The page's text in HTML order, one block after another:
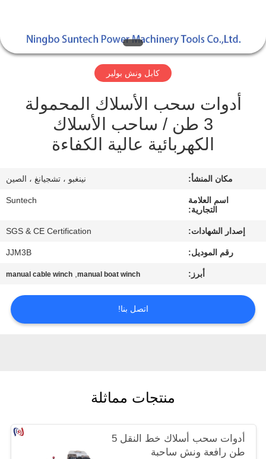
أخبار
اقتباس
سياسة
الخصوصية
كابل ونش بولير
أدوات سحب الأسلاك المحمولة
3 طن / ساحب الأسلاك
الكهربائية عالية الكفاءة
مكان المنشأ: نينغبو ، تشجيانغ ، الصين
اسم العلامة
التجارية:
Suntech
إصدار الشهادات: SGS & CE Certification
رقم الموديل: JJM3B
أبرز: manual boat winch
,
manual cable winch
اتصل بنا!
منتجات مماثلة
أدوات سحب أسلاك خط النقل 5
طن رافعة ونش ساحبة